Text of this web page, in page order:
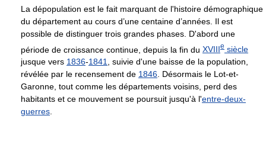
La dépopulation est le fait marquant de l'histoire démographique
du département au cours d’une centaine d’années. Il est
possible de distinguer trois grandes phases. D'abord une
période de croissance continue, depuis la fin du XVIIIe siècle
jusque vers 1836-1841, suivie d'une baisse de la population,
révélée par le recensement de 1846. Désormais le Lot-et-
Garonne, tout comme les départements voisins, perd des
habitants et ce mouvement se poursuit jusqu'à l'entre-deux-
guerres.